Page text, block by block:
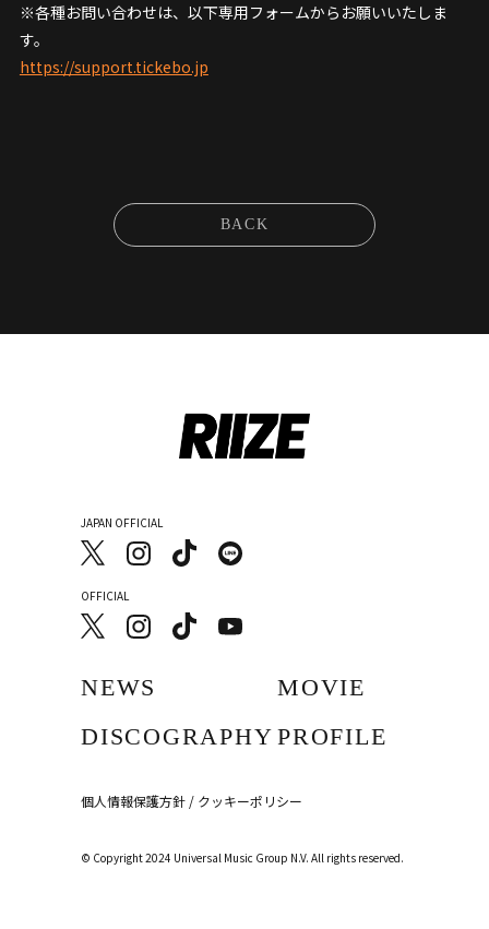
※各種お問い合わせは、以下専用フォームからお願いいたしま
す。
https://support.tickebo.jp
BACK
NEWS
MOVIE
DISCOGRAPHY PROFILE
個人情報保護方針 / クッキーポリシー
JAPAN OFFICIAL
OFFICIAL
︎© Copyright 2024 Universal Music Group N.V. All rights reserved.